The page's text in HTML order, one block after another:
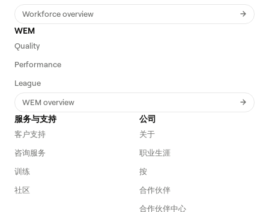
Workforce overview
WEM
Quality
Performance
League
WEM overview
服务与支持
客户支持
咨询服务
训练
社区
公司
关于
职业生涯
按
合作伙伴
合作伙伴中心